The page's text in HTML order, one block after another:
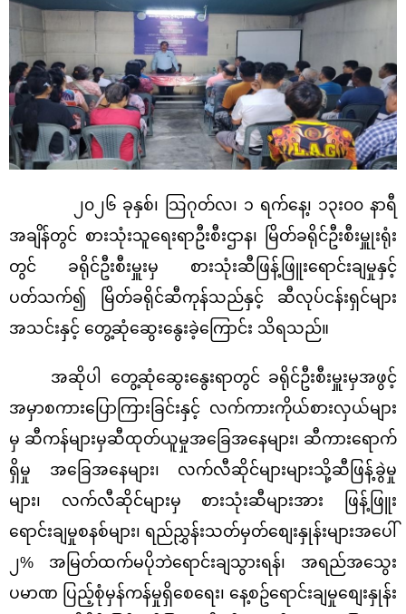
၂၀၂၆ ခုနှစ်၊ သြဂုတ်လ၊ ၁ ရက်နေ့၊ ၁၃း၀၀ နာရီ
အချိန်တွင် စားသုံးသူရေးရာဦးစီးဌာန၊ မြိတ်ခရိုင်ဦးစီးမှူုးရုံး
တွင် ခရိုင်ဦးစီးမှူးမှ စားသုံးဆီဖြန့်ဖြူးရောင်းချမှုနှင့်
ပတ်သက်၍ မြိတ်ခရိုင်ဆီကုန်သည်နှင့် ဆီလုပ်ငန်းရှင်များ
အသင်းနှင့် တွေ့ဆုံဆွေးနွေးခဲ့ကြောင်း သိရသည်။
အဆိုပါ တွေ့ဆုံဆွေးနွေးရာတွင် ခရိုင်ဦးစီးမှူးမှအဖွင့်
အမှာစကားပြောကြားခြင်းနှင့် လက်ကားကိုယ်စားလှယ်များ
မှ ဆီကန်များမှဆီထုတ်ယူမှုအခြေအနေများ၊ ဆီကားရောက်
ရှိမှု အခြေအနေများ၊ လက်လီဆိုင်များများသို့ဆီဖြန့်ခွဲမှု
များ၊ လက်လီဆိုင်များမှ စားသုံးဆီများအား ဖြန့်ဖြူး
ရောင်းချမှုစနစ်များ၊ ရည်ညွှန်းသတ်မှတ်စျေးနှုန်းများအပေါ်
၂% အမြတ်ထက်မပိုဘဲရောင်းချသွားရန်၊ အရည်အသွေး
ပမာဏ ပြည့်စုံမှန်ကန်မှုရှိစေရေး၊ နေ့စဥ်ရောင်းချမှုစျေးနှုန်း